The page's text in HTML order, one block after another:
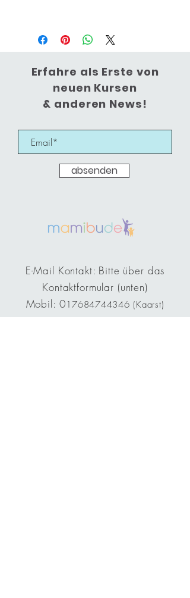
Erfahre als Erste von
neuen Kursen
& anderen News!
absenden
E-Mail Kontakt: Bitte über das
Kontaktformular (unten)
Mobil: 0 17684744346 (Kaarst)